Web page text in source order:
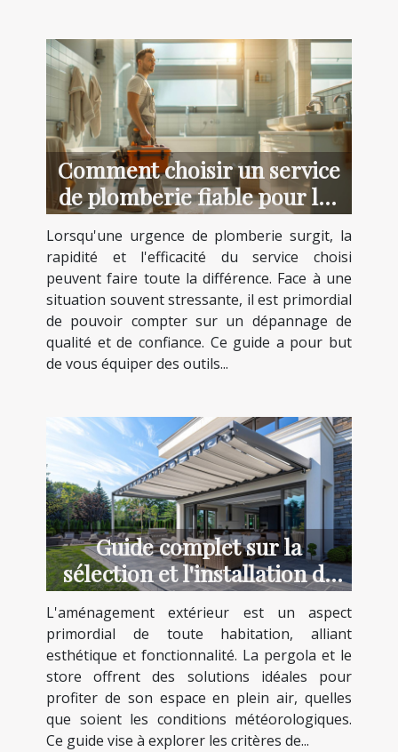
Comment choisir un service
de plomberie fiable pour les
urgences
Lorsqu'une urgence de plomberie surgit, la
rapidité et l'efficacité du service choisi
peuvent faire toute la différence. Face à une
situation souvent stressante, il est primordial
de pouvoir compter sur un dépannage de
qualité et de confiance. Ce guide a pour but
de vous équiper des outils...
Guide complet sur la
sélection et l'installation de
pergolas et stores
L'aménagement extérieur est un aspect
primordial de toute habitation, alliant
esthétique et fonctionnalité. La pergola et le
store offrent des solutions idéales pour
profiter de son espace en plein air, quelles
que soient les conditions météorologiques.
Ce guide vise à explorer les critères de...